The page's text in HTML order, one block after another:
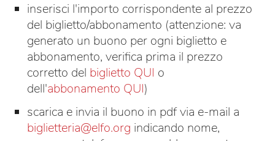
inserisci l'importo corrispondente al prezzo
del biglietto/abbonamento (attenzione: va
generato un buono per ogni biglietto e
abbonamento, verifica prima il prezzo
corretto del biglietto QUI o
dell'abbonamento QUI)
scarica e invia il buono in pdf via e-mail a
biglietteria@elfo.org indicando nome,